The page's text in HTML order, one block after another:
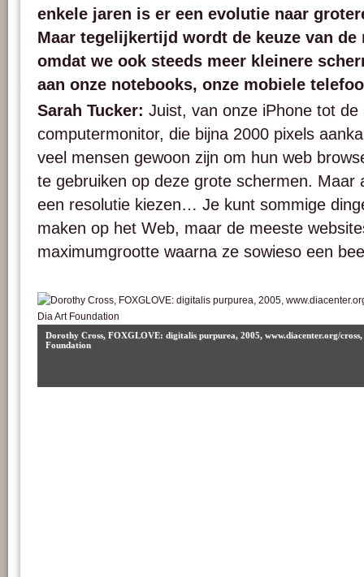
enkele jaren is er een evolutie naar
Maar tegelijkertijd wordt de keuze van
omdat we ook steeds meer kleinere
aan onze notebooks, onze mobiele
Sarah Tucker: Juist, van onze iPhone tot de
computermonitor, die bijna 2000 pixels
veel mensen gewoon zijn om hun web
te gebruiken op deze grote schermen. Maar
een resolutie kiezen… Je kunt sommige
maken op het Web, maar de meeste
maximumgrootte waarna ze sowieso een
Dorothy Cross, FOXGLOVE: digitalis purpurea, 2005, www.diacenter.org/
Foundation